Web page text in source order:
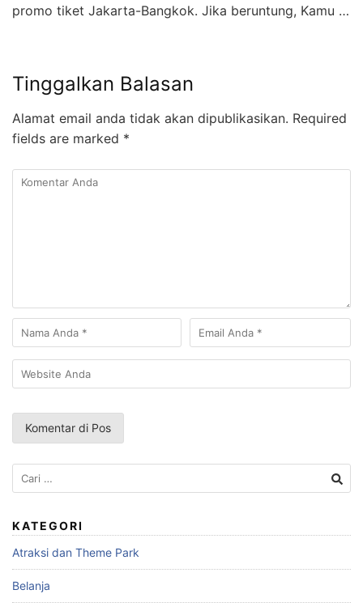
promo tiket Jakarta-Bangkok. Jika beruntung, Kamu …
Tinggalkan Balasan
Alamat email anda tidak akan dipublikasikan. Required
fields are marked *
Cari
untuk:
KATEGORI
Atraksi dan Theme Park
Belanja